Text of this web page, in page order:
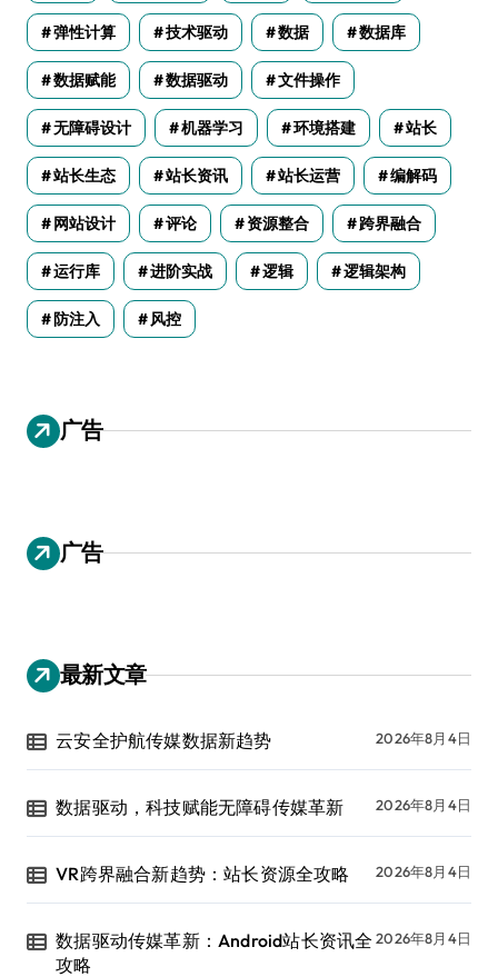
弹性计算 技术驱动 数据 数据库
数据赋能 数据驱动 文件操作
无障碍设计 机器学习 环境搭建 站长
站长生态 站长资讯 站长运营 编解码
网站设计 评论 资源整合 跨界融合
运行库 进阶实战 逻辑 逻辑架构
防注入 风控
广告
广告
最新文章
云安全护航传媒数据新趋势 2026年8月4日
数据驱动，科技赋能无障碍传媒革新 2026年8月4日
VR跨界融合新趋势：站长资源全攻略 2026年8月4日
数据驱动传媒革新：Android站长资讯全
攻略
2026年8月4日